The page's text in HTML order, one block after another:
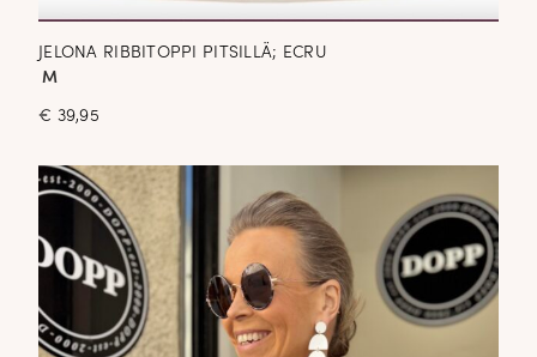
JELONA RIBBITOPPI PITSILLÄ; ECRU
M
€ 39,95